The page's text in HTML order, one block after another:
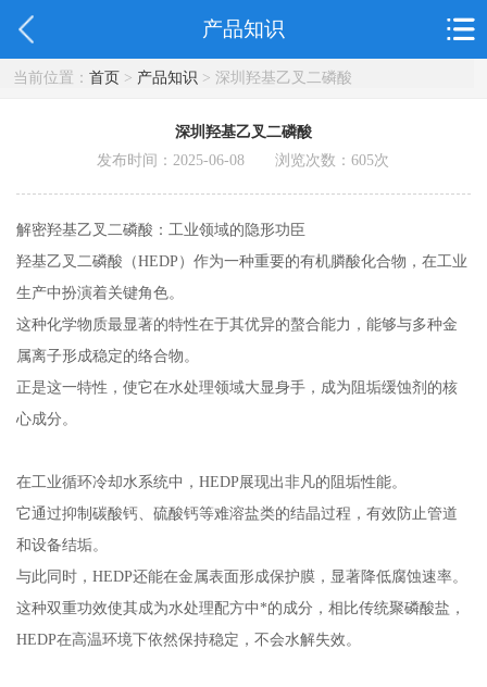
产品知识
当前位置： 首页> 产品知识 > 深圳羟基乙叉二磷酸
深圳羟基乙叉二磷酸
发布时间：2025-06-08 浏览次数：605次
解密羟基乙叉二磷酸：工业领域的隐形功臣
羟基乙叉二磷酸（HEDP）作为一种重要的有机膦酸化合物，在工业
生产中扮演着关键角色。
这种化学物质最显著的特性在于其优异的螯合能力，能够与多种金
属离子形成稳定的络合物。
正是这一特性，使它在水处理领域大显身手，成为阻垢缓蚀剂的核
心成分。
在工业循环冷却水系统中，HEDP展现出非凡的阻垢性能。
它通过抑制碳酸钙、硫酸钙等难溶盐类的结晶过程，有效防止管道
和设备结垢。
与此同时，HEDP还能在金属表面形成保护膜，显著降低腐蚀速率。
这种双重功效使其成为水处理配方中*的成分，相比传统聚磷酸盐，
HEDP在高温环境下依然保持稳定，不会水解失效。